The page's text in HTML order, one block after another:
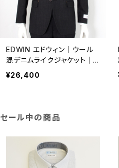
EDWIN エドウィン｜ウール
混デニムライクジャケット｜メ
ンズ ビジネス 通年 k80167
ブラック
¥26,400
セール中の商品